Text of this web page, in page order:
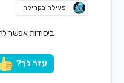
פעילה בקהילה
ביסודות אפשר
עזר לך?